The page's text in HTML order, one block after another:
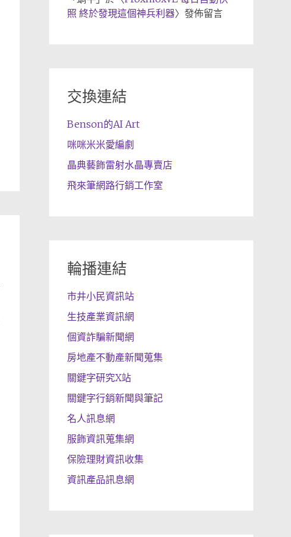
照 終於發現這個神兵利器〉發佈留言
交換連結
Benson的AI Art
咪咪米米愛編劇
晶典藝飾雷射水晶專賣店
飛來筆網路行銷工作室
輪播連結
市井小民資訊站
生技產業資訊網
個資詐騙新聞網
房地產不動產新聞蒐集
關鍵字研究X站
關鍵字行銷新聞與筆記
名人訊息網
服飾資訊蒐集網
保險理財資訊收集
資訊產品訊息網